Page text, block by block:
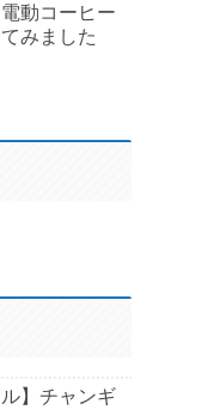
電動コーヒー
みました
ル】チャンギ